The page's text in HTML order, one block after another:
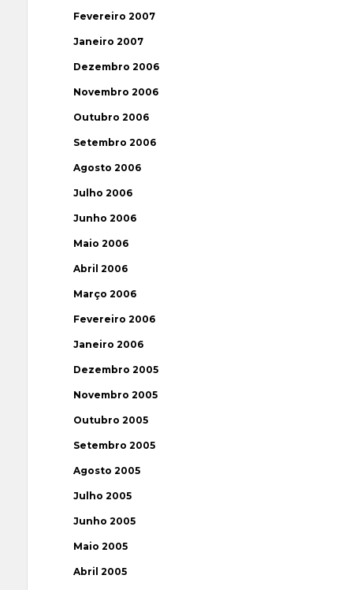
Fevereiro 2007
Janeiro 2007
Dezembro 2006
Novembro 2006
Outubro 2006
Setembro 2006
Agosto 2006
Julho 2006
Junho 2006
Maio 2006
Abril 2006
Março 2006
Fevereiro 2006
Janeiro 2006
Dezembro 2005
Novembro 2005
Outubro 2005
Setembro 2005
Agosto 2005
Julho 2005
Junho 2005
Maio 2005
Abril 2005